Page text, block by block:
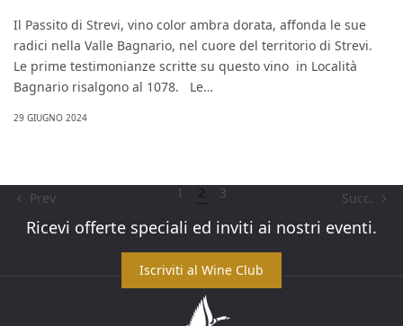
Il Passito di Strevi, vino color ambra dorata, affonda le sue
radici nella Valle Bagnario, nel cuore del territorio di Strevi.
Le prime testimonianze scritte su questo vino in Località
Bagnario risalgono al 1078. Le…
29 GIUGNO 2024
Prev 1 2 3 Succ.
Ricevi offerte speciali ed inviti ai nostri eventi.